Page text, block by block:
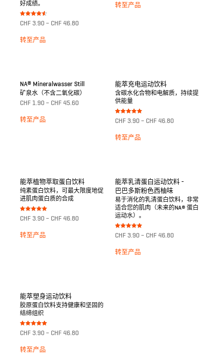
好成绩。
Bewertet
mit
von 5
CHF 3.90 – CHF 46.80
转至产品
转至产品
NA® Mineralwasser Still
矿泉水（不含二氧化碳）
CHF 1.90 – CHF 45.60
转至产品
能萃充电运动饮料
含碳水化合物和电解质，持续提
供能量
Bewertet mit
5.00
CHF 3.90 – CHF 46.80
转至产品
能萃植物萃取蛋白饮料
纯素蛋白饮料，可最大限度地促
进肌肉蛋白质的合成
Bewertet mit
5.00
CHF 3.90 – CHF 46.80
转至产品
能萃乳清蛋白运动饮料 -
巴巴多斯粉色西柚味
易于消化的乳清蛋白饮料，非常
适合您的肌肉（未来的NA® 蛋白
运动水）。
Bewertet mit
5.00
CHF 3.90 – CHF 46.80
转至产品
能萃塑身运动饮料
胶原蛋白饮料支持健康和坚固的
结缔组织
Bewertet mit
5.00
CHF 3.90 – CHF 46.80
转至产品